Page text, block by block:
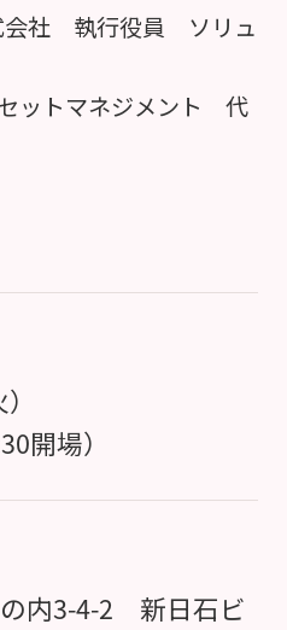
会社 執行役員 ソリュ
ットマネジメント 代
開場）
内3-4-2 新日石ビ